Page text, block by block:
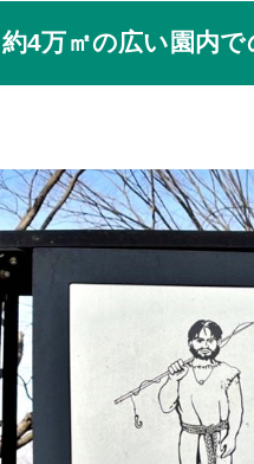
約4万㎡の広い園内で